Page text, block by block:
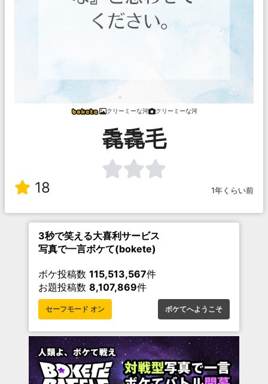
クリーミーな河 クリーミーな河
毳毳毛
18 1年くらい前
3秒で笑える大喜利サービス
写真で一言ボケて(bokete)
ボケ投稿数 115,513,567件
お題投稿数 8,107,869件
セーフモード オン ボケてへようこそ